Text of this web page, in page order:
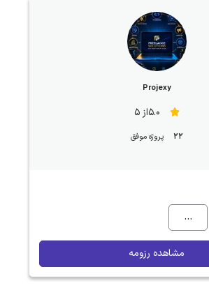
Projexy
5.0از 5
22 پروژه موفق
...
مشاهده رزومه